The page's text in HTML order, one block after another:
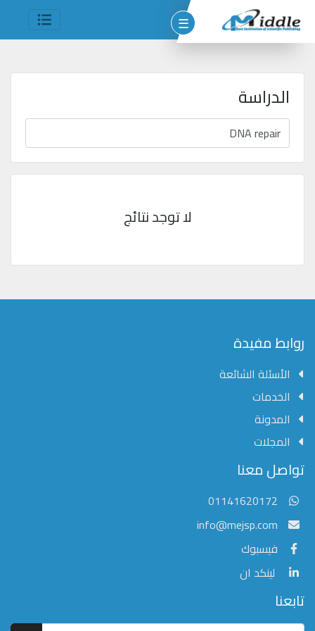
الحقوق
2026
Mejsp.com
☰
مؤسسة الشرق الأوسط للنشر العلمي
عادةً ما يتم الرد في غضون خمس دقائق
الدراسة
لا توجد نتائج
روابط مفيدة
الأسئلة الشائعة
الخدمات
المدونة
المجلات
تواصل معنا
01141620172
info@mejsp.com
فيسبوك
لينكد ان
تابعنا